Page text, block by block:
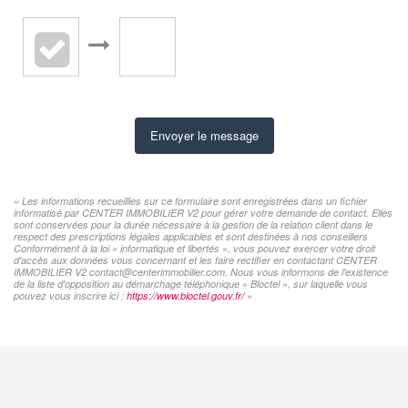
Envoyer le message
« Les informations recueillies sur ce formulaire sont enregistrées dans un fichier
informatisé par CENTER IMMOBILIER V2 pour gérer votre demande de contact. Elles
sont conservées pour la durée nécessaire à la gestion de la relation client dans le
respect des prescriptions légales applicables et sont destinées à nos conseillers
Conformément à la loi « informatique et libertés », vous pouvez exercer votre droit
d'accès aux données vous concernant et les faire rectifier en contactant CENTER
IMMOBILIER V2 contact@centerimmobilier.com. Nous vous informons de l'existence
de la liste d'opposition au démarchage téléphonique « Bloctel », sur laquelle vous
pouvez vous inscrire ici : https://www.bloctel.gouv.fr/»